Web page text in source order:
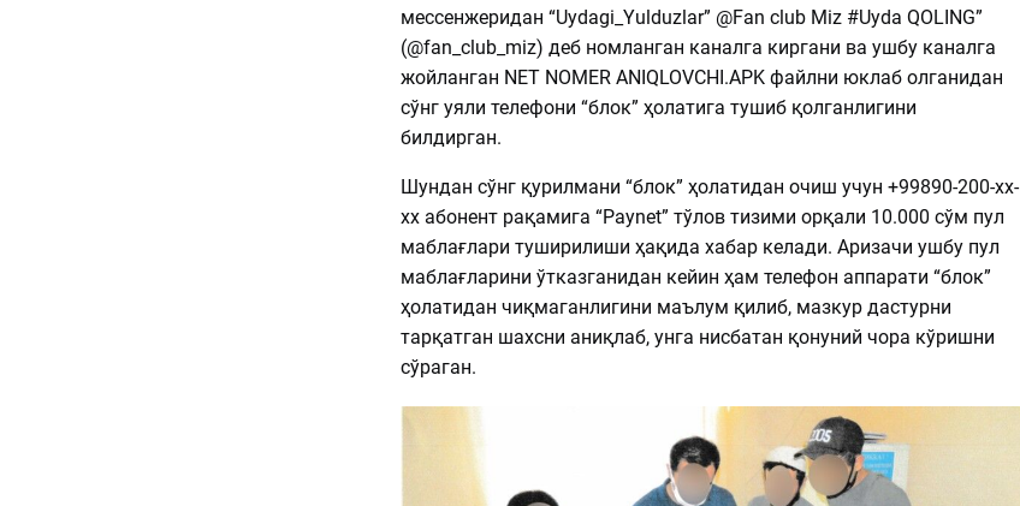
мессенжеридан “Uydagi_Yulduzlar” @Fan club Miz #Uyda QOLING”
(@fan_club_miz) деб номланган каналга киргани ва ушбу каналга
жойланган NET NOMER ANIQLOVCHI.APK файлни юклаб олганидан
сўнг уяли телефони “блок” ҳолатига тушиб қолганлигини
билдирган.
Шундан сўнг қурилмани “блок” ҳолатидан очиш учун +99890-200-хх-
хх абонент рақамига “Paynet” тўлов тизими орқали 10.000 сўм пул
маблағлари туширилиши ҳақида хабар келади. Аризачи ушбу пул
маблағларини ўтказганидан кейин ҳам телефон аппарати “блок”
ҳолатидан чиқмаганлигини маълум қилиб, мазкур дастурни
тарқатган шахсни аниқлаб, унга нисбатан қонуний чора кўришни
сўраган.